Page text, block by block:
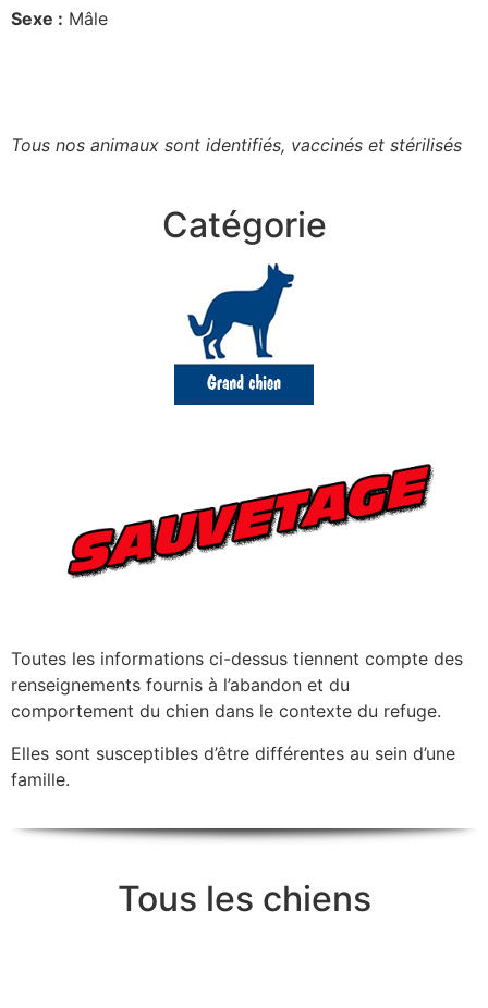
Sexe : Mâle
Tous nos animaux sont identifiés, vaccinés et stérilisés
Catégorie
Toutes les informations ci-dessus tiennent compte des
renseignements fournis à l’abandon et du
comportement du chien dans le contexte du refuge.
Elles sont susceptibles d’être différentes au sein d’une
famille.
Tous les chiens